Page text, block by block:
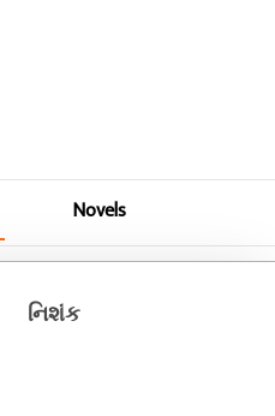
Novels
નિશંક